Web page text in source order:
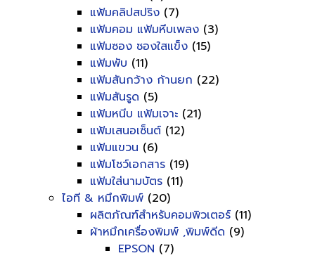
แฟ้มคลิปสปริง (7)
แฟ้มคอม แฟ้มหีบเพลง (3)
แฟ้มซอง ซองใสแข็ง (15)
แฟ้มพับ (11)
แฟ้มสันกว้าง ก้านยก (22)
แฟ้มสันรูด (5)
แฟ้มหนีบ แฟ้มเจาะ (21)
แฟ้มเสนอเซ็นต์ (12)
แฟ้มแขวน (6)
แฟ้มโชว์เอกสาร (19)
แฟ้มใส่นามบัตร (11)
ไอที & หมึกพิมพ์ (20)
ผลิตภัณฑ์สำหรับคอมพิวเตอร์ (11)
ผ้าหมึกเครื่องพิมพ์ ,พิมพ์ดีด (9)
EPSON (7)